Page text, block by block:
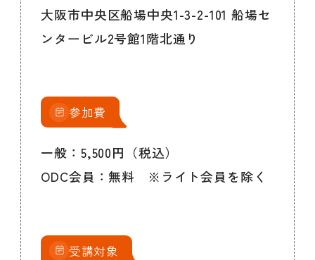
大阪市中央区船場中央1-3-2-101 船場セ
ンタービル2号館1階北通り
参加費
一般：5,500円（税込）
ODC会員：無料 ※ライト会員を除く
受講対象